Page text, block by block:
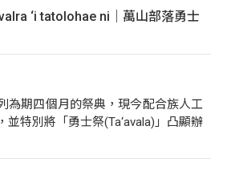
‘i tatolohae ni｜萬山部落勇士
為期四個月的祭典，現今配合族人工
並特別將「勇士祭(Ta‘avala)」凸顯辦